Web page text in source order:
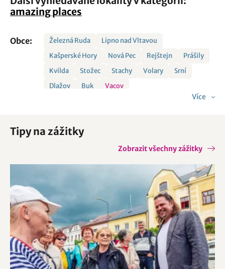
amazing places
Obce: Železná Ruda
Lipno nad Vltavou
Kašperské Hory
Nová Pec Rejštejn
Prášily
Kvilda
Stožec Stachy Volary
Srní
Dlažov
Buk Vacov
Více
Tipy na zážitky
Zobrazit všechny zážitky